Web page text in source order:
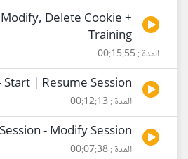
Delete Cookie +
Training
المدة : 00:15:55
Start | Resume Session
المدة : 00:12:13
Session - Modify Session
المدة : 00:07:38